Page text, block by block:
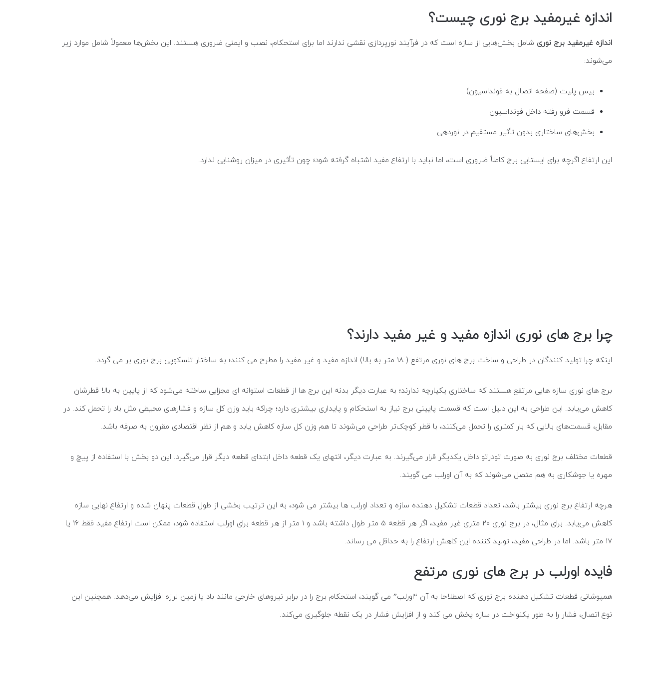
اندازه غیرمفید برج نوری چیست؟
اندازه غیرمفید برج نوری شامل بخش‌هایی از سازه است که در فرآیند نورپردازی نقشی ندارند اما برای استحکام، نصب و ایمنی ضروری هستند. این بخش‌ها معمولاً شامل موارد زیر
می‌شوند:
بیس پلیت (صفحه اتصال به فونداسیون)
قسمت فرو رفته داخل فونداسیون
بخش‌های ساختاری بدون تأثیر مستقیم در نوردهی
این ارتفاع اگرچه برای ایستایی برج کاملاً ضروری است، اما نباید با ارتفاع مفید اشتباه گرفته شود؛ چون تأثیری در میزان روشنایی ندارد.
چرا برج های نوری اندازه مفید و غیر مفید دارند؟
اینکه چرا تولید کنندگان در طراحی و ساخت برج های نوری مرتفع ( 18 متر به بالا) اندازه مفید و غیر مفید را مطرح می کنند؛ به ساختار تلسکوپی برج نوری بر می گردد.
برج های نوری سازه هایی مرتفع هستند که ساختاری یکپارچه ندارند؛ به عبارت دیگر بدنه این برج ها از قطعات استوانه ای مجزایی ساخته می‌شود که از پایین به بالا قطرشان
کاهش می‌یابد. این طراحی به این دلیل است که قسمت پایینی برج نیاز به استحکام و پایداری بیشتری دارد؛ چراکه باید وزن کل سازه و فشارهای محیطی مثل باد را تحمل کند. در
مقابل، قسمت‌های بالایی که بار کمتری را تحمل می‌کنند، با قطر کوچک‌تر طراحی می‌شوند تا هم وزن کل سازه کاهش یابد و هم از نظر اقتصادی مقرون به صرفه باشد.
قطعات مختلف برج نوری به صورت تودرتو داخل یکدیگر قرار می‌گیرند. به عبارت دیگر، انتهای یک قطعه داخل ابتدای قطعه دیگر قرار می‌گیرد. این دو بخش با استفاده از پیچ و
مهره یا جوشکاری به هم متصل می‌شوند که به آن اورلب می گویند.
هرچه ارتفاع برج نوری بیشتر باشد، تعداد قطعات تشکیل دهنده سازه و تعداد اورلب ها بیشتر می شود، به این ترتیب بخشی از طول قطعات پنهان شده و ارتفاع نهایی سازه
کاهش می‌یابد. برای مثال، در برج نوری 20 متری غیر مفید، اگر هر قطعه 5 متر طول داشته باشد و 1 متر از هر قطعه برای اورلب استفاده شود، ممکن است ارتفاع مفید فقط 16 یا
17 متر باشد. اما در طراحی مفید، تولید کننده این کاهش ارتفاع را به حداقل می رساند.
فایده اورلب در برج های نوری مرتفع
همپوشانی قطعات تشکیل دهنده برج نوری که اصطلاحا به آن “اورلب” می گویند، استحکام برج را در برابر نیروهای خارجی مانند باد یا زمین لرزه افزایش می‌دهد. همچنین این
نوع اتصال، فشار را به طور یکنواخت در سازه پخش می کند و از افزایش فشار در یک نقطه جلوگیری می‌کند.